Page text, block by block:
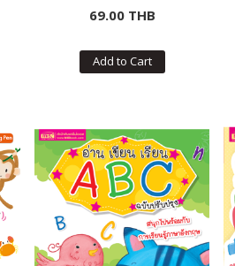
69.00 THB
Add to Cart